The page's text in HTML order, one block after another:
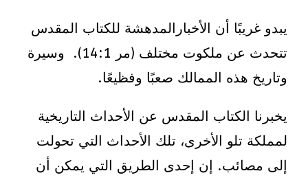
يبدو غريبًا أن الأخبارالمدهشة للكتاب المقدس
تتحدث عن ملكوت مختلف (مر 14:1). وسيرة
وتاريخ هذه الممالك صعبًا وفظيعًا.
يخبرنا الكتاب المقدس عن الأحداث التاريخية
لمملكة تلو الأخرى، تلك الأحداث التي تحولت
إلى مصائب. إن إحدى الطريق التي يمكن أن